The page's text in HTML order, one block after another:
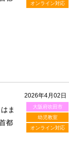
オンライン対応
2026年4月02日
大阪府吹田市
幼児教室
オンライン対応
ま
都